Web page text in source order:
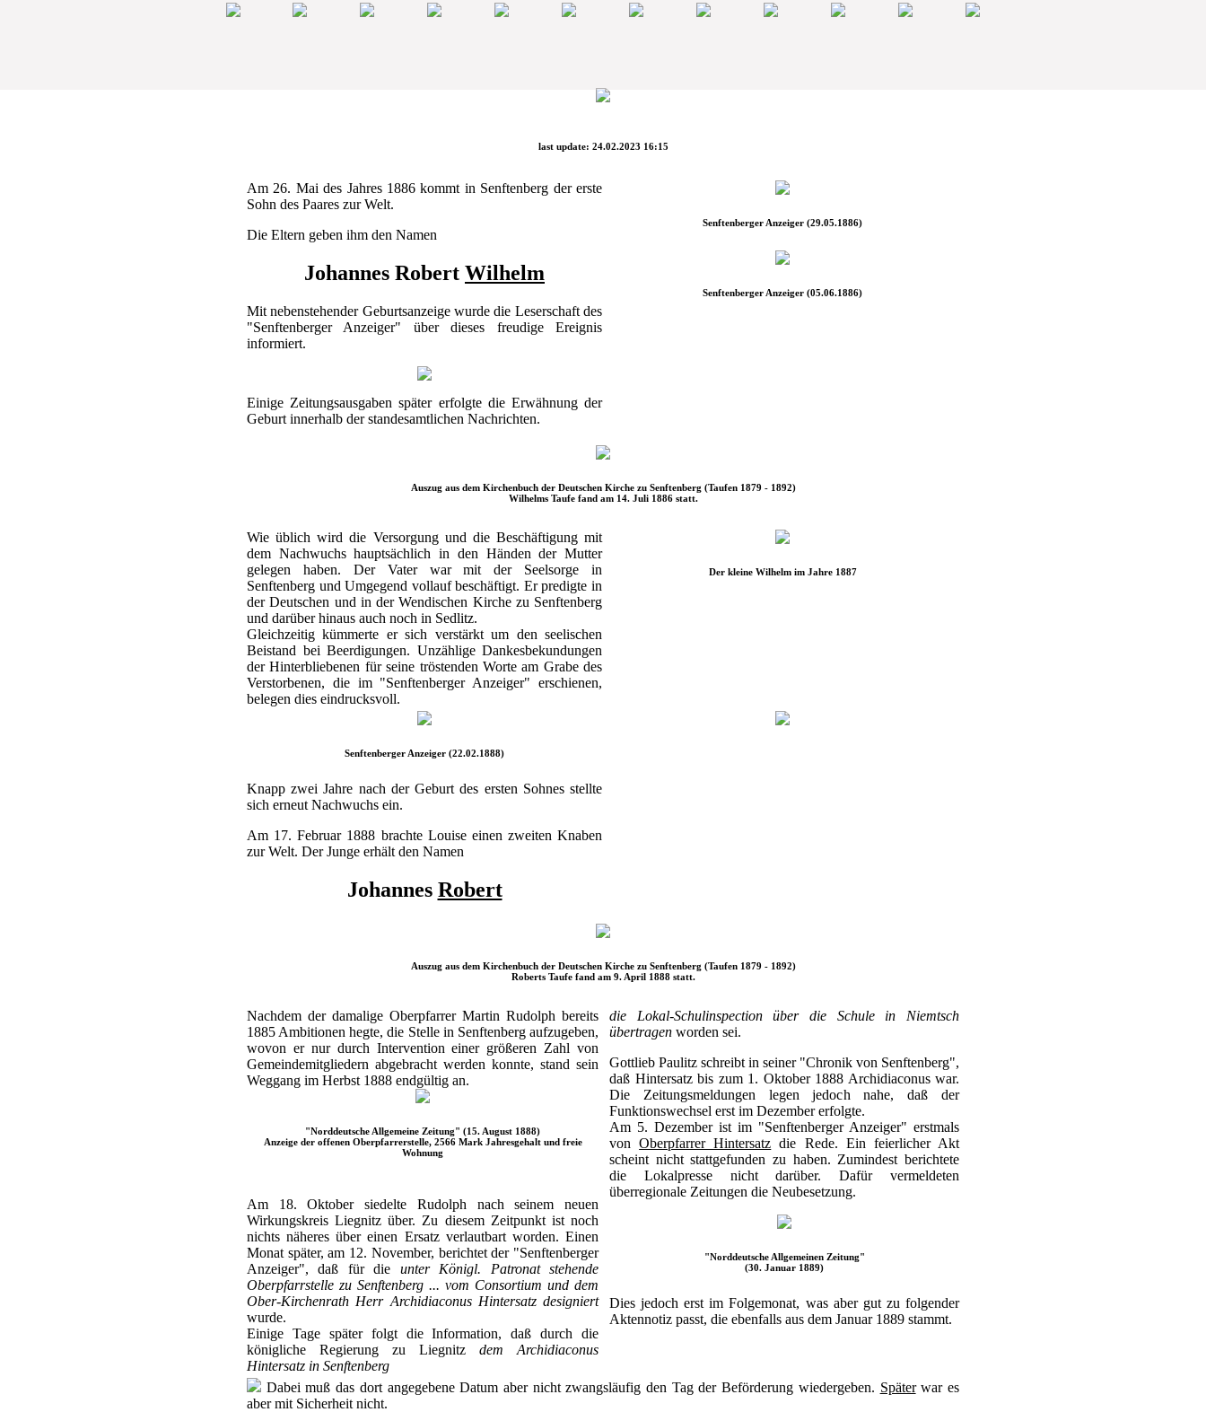
last update: 24.02.2023 16:15
Am 26. Mai des Jahres 1886 kommt in Senftenberg der erste
Sohn des Paares zur Welt.
Die Eltern geben ihm den Namen
Johannes Robert Wilhelm
Mit nebenstehender Geburtsanzeige wurde die Leserschaft des
"Senftenberger Anzeiger" über dieses freudige Ereignis
informiert.
Einige Zeitungsausgaben später erfolgte die Erwähnung der
Geburt innerhalb der standesamtlichen Nachrichten.
Senftenberger Anzeiger (29.05.1886)
Senftenberger Anzeiger (05.06.1886)
Auszug aus dem Kirchenbuch der Deutschen Kirche zu Senftenberg (Taufen 1879 - 1892)
Wilhelms Taufe fand am 14. Juli 1886 statt.
Wie üblich wird die Versorgung und die Beschäftigung mit
dem Nachwuchs hauptsächlich in den Händen der Mutter
gelegen haben. Der Vater war mit der Seelsorge in
Senftenberg und Umgegend vollauf beschäftigt. Er predigte in
der Deutschen und in der Wendischen Kirche zu Senftenberg
und darüber hinaus auch noch in Sedlitz.
Gleichzeitig kümmerte er sich verstärkt um den seelischen
Beistand bei Beerdigungen. Unzählige Dankesbekundungen
der Hinterbliebenen für seine tröstenden Worte am Grabe des
Verstorbenen, die im "Senftenberger Anzeiger" erschienen,
belegen dies eindrucksvoll.
Der kleine Wilhelm im Jahre 1887
Senftenberger Anzeiger (22.02.1888)
Knapp zwei Jahre nach der Geburt des ersten Sohnes stellte
sich erneut Nachwuchs ein.
Am 17. Februar 1888 brachte Louise einen zweiten Knaben
zur Welt. Der Junge erhält den Namen
Johannes Robert
Auszug aus dem Kirchenbuch der Deutschen Kirche zu Senftenberg (Taufen 1879 - 1892)
Roberts Taufe fand am 9. April 1888 statt.
Nachdem der damalige Oberpfarrer Martin Rudolph bereits
1885 Ambitionen hegte, die Stelle in Senftenberg aufzugeben,
wovon er nur durch Intervention einer größeren Zahl von
Gemeindemitgliedern abgebracht werden konnte, stand sein
Weggang im Herbst 1888 endgültig an.
"Norddeutsche Allgemeine Zeitung" (15. August 1888)
Anzeige der offenen Oberpfarrerstelle, 2566 Mark Jahresgehalt und freie
Wohnung
Am 18. Oktober siedelte Rudolph nach seinem neuen
Wirkungskreis Liegnitz über. Zu diesem Zeitpunkt ist noch
nichts näheres über einen Ersatz verlautbart worden. Einen
Monat später, am 12. November, berichtet der "Senftenberger
Anzeiger", daß für die unter Königl. Patronat stehende
Oberpfarrstelle zu Senftenberg ... vom Consortium und dem
Ober-Kirchenrath Herr Archidiaconus Hintersatz designiert
wurde.
Einige Tage später folgt die Information, daß durch die
königliche Regierung zu Liegnitz dem Archidiaconus
Hintersatz in Senftenberg
die Lokal-Schulinspection über die Schule in Niemtsch
übertragen worden sei.
Gottlieb Paulitz schreibt in seiner "Chronik von Senftenberg",
daß Hintersatz bis zum 1. Oktober 1888 Archidiaconus war.
Die Zeitungsmeldungen legen jedoch nahe, daß der
Funktionswechsel erst im Dezember erfolgte.
Am 5. Dezember ist im "Senftenberger Anzeiger" erstmals
vonOberpfarrer Hintersatz die Rede. Ein feierlicher Akt
scheint nicht stattgefunden zu haben. Zumindest berichtete
die Lokalpresse nicht darüber. Dafür vermeldeten
überregionale Zeitungen die Neubesetzung.
"Norddeutsche Allgemeinen Zeitung"
(30. Januar 1889)
Dies jedoch erst im Folgemonat, was aber gut zu folgender
Aktennotiz passt, die ebenfalls aus dem Januar 1889 stammt.
Dabei muß das dort angegebene Datum aber nicht zwangsläufig den Tag der Beförderung wiedergeben. Späterwar es
aber mit Sicherheit nicht.